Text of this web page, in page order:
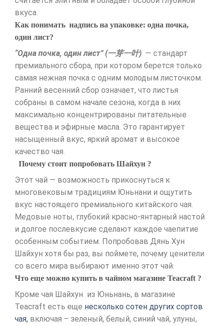
вкуса.
Как понимать надпись на упаковке: одна почка,
один лист?
“Одна почка, один лист” (一芽一叶) — стандарт
премиального сбора, при котором берется только
самая нежная почка с одним молодым листочком.
Ранний весенний сбор означает, что листья
собраны в самом начале сезона, когда в них
максимально концентрированы питательные
вещества и эфирные масла. Это гарантирует
насыщенный вкус, яркий аромат и высокое
качество чая.
Почему стоит попробовать Шайхун ?
Этот чай — возможность прикоснуться к
многовековым традициям Юньнани и ощутить
вкус настоящего премиального китайского чая.
Медовые ноты, глубокий красно-янтарный настой
и долгое послевкусие сделают каждое чаепитие
особенным событием. Попробовав Дянь Хун
Шайхун хотя бы раз, вы поймете, почему ценители
со всего мира выбирают именно этот чай.
Что еще можно купить в чайном магазине Teacraft ?
Кроме чая Шайхун из Юньнань, в магазине
Teacraft есть еще несколько сотен других сортов
чая, включая – зеленый, белый, синий чай, улуны,